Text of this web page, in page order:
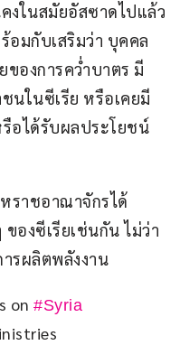
งในสมัยอัสซาดไปแล้ว
อมกับเสริมว่า บุคคล
องการคว่ำบาตร มี
นในซีเรีย หรือเคยมี
อได้รับผลประโยชน์
ราชอาณาจักรได้
องซีเรียเช่นกัน ไม่ว่า
ารผลิตพลังงาน
on #Syria